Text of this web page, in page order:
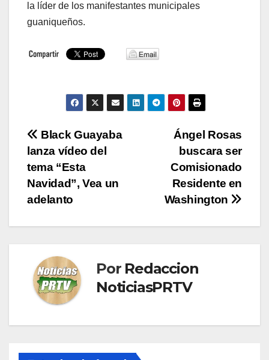
la líder de los manifestantes municipales
guaniqueños.
Navegación
de
entradas
Ángel Rosas
buscara ser
Comisionado
Residente en
Washington
Black Guayaba
lanza vídeo del
tema “Esta
Navidad”, Vea un
adelanto
Por Redaccion
NoticiasPRTV